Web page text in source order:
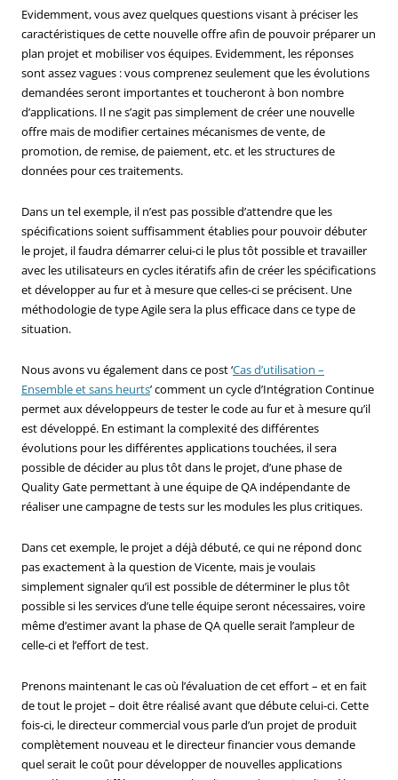
Evidemment, vous avez quelques questions visant à préciser les
caractéristiques de cette nouvelle offre afin de pouvoir préparer un
plan projet et mobiliser vos équipes. Evidemment, les réponses
sont assez vagues : vous comprenez seulement que les évolutions
demandées seront importantes et toucheront à bon nombre
d’applications. Il ne s’agit pas simplement de créer une nouvelle
offre mais de modifier certaines mécanismes de vente, de
promotion, de remise, de paiement, etc. et les structures de
données pour ces traitements.
Dans un tel exemple, il n’est pas possible d’attendre que les
spécifications soient suffisamment établies pour pouvoir débuter
le projet, il faudra démarrer celui-ci le plus tôt possible et travailler
avec les utilisateurs en cycles itératifs afin de créer les spécifications
et développer au fur et à mesure que celles-ci se précisent. Une
méthodologie de type Agile sera la plus efficace dans ce type de
situation.
Nous avons vu également dans ce post ‘Cas d’utilisation –
Ensemble et sans heurts’ comment un cycle d’Intégration Continue
permet aux développeurs de tester le code au fur et à mesure qu’il
est développé. En estimant la complexité des différentes
évolutions pour les différentes applications touchées, il sera
possible de décider au plus tôt dans le projet, d’une phase de
Quality Gate permettant à une équipe de QA indépendante de
réaliser une campagne de tests sur les modules les plus critiques.
Dans cet exemple, le projet a déjà débuté, ce qui ne répond donc
pas exactement à la question de Vicente, mais je voulais
simplement signaler qu’il est possible de déterminer le plus tôt
possible si les services d’une telle équipe seront nécessaires, voire
même d’estimer avant la phase de QA quelle serait l’ampleur de
celle-ci et l’effort de test.
Prenons maintenant le cas où l’évaluation de cet effort – et en fait
de tout le projet – doit être réalisé avant que débute celui-ci. Cette
fois-ci, le directeur commercial vous parle d’un projet de produit
complètement nouveau et le directeur financier vous demande
quel serait le coût pour développer de nouvelles applications